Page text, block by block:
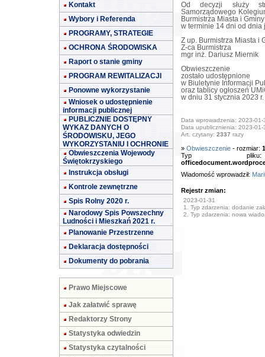
Kontakt
Wybory i Referenda
PROGRAMY, STRATEGIE
OCHRONA ŚRODOWISKA
Raport o stanie gminy
PROGRAM REWITALIZACJI
Ponowne wykorzystanie
Wniosek o udostępnienie
informacji publicznej
PUBLICZNIE DOSTĘPNY
WYKAZ DANYCH O
ŚRODOWISKU, JEGO
WYKORZYSTANIU I OCHRONIE
Obwieszczenia Wojewody
Świętokrzyskiego
Instrukcja obsługi
Kontrole zewnętrzne
Spis Rolny 2020 r.
Narodowy Spis Powszechny
Ludności i Mieszkań 2021 r.
Planowanie Przestrzenne
Deklaracja dostępności
Dokumenty do pobrania
Prawo Miejscowe
Jak załatwić sprawę
Redaktorzy Strony
Statystyka odwiedzin
Statystyka czytalności
Od decyzji służy
Samorządowego
Burmistrza Miasta i
w terminie 14 dni od dnia
Z up. Burmistrza Miasta i
Z-ca Burmistrza
mgr inż. Dariusz Miernik
Obwieszczenie
zostało udostępnione
w Biuletynie Informacji
oraz tablicy ogłoszeń
w dniu 31 stycznia 2023 r.
Data wprowadzenia: 2023-01-
Data upublicznienia: 2023-01-
Art. czytany: 2337 razy
» Obwieszczenie- rozmiar:
Typ
Wiadomość wprowadził:
Rejestr zmian:
2023-01-31
1. Typ zdarzenia: dodanie
2. Typ zdarzenia: nowa